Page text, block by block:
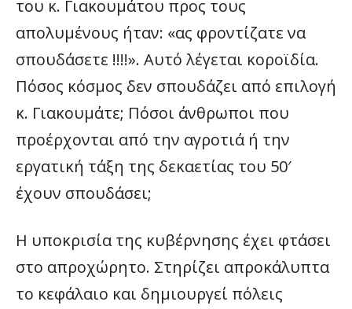
του κ. Γιακουμάτου προς τους
απολυμένους ήταν: «ας φροντίζατε να
σπουδάσετε !!!!». Αυτό λέγεται κοροϊδία.
Πόσος κόσμος δεν σπουδάζει από επιλογή
κ. Γιακουμάτε; Πόσοι άνθρωποι που
προέρχονται από την αγροτιά ή την
εργατική τάξη της δεκαετίας του 50′
έχουν σπουδάσει;
Η υποκρισία της κυβέρνησης έχει φτάσει
στο απροχώρητο. Στηρίζει απροκάλυπτα
το κεφάλαιο και δημιουργεί πόλεις